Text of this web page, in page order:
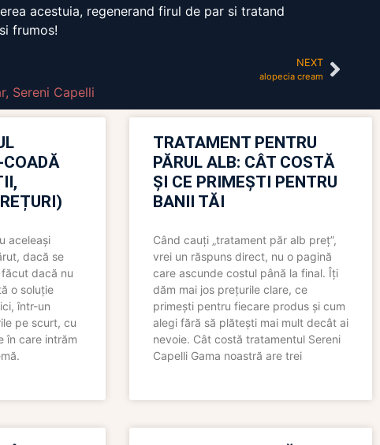
acestuia, regenerand firul de par si tratand
frumos!
NEXT
alopecia cream
, Sereni Capelli
aceleași
dacă se
dacă nu
o soluție
într-un
pe scurt, cu
în care intrăm
TRATAMENT PENTRU
PĂRUL ALB: CÂT COSTĂ
ȘI CE PRIMEȘTI PENTRU
BANII TĂI
Când cauți „tratament păr alb preț”,
vrei un răspuns direct, nu o pagină
care ascunde costul până la final. Îți
dăm mai jos prețurile clare, ce
primești pentru fiecare produs și cum
alegi fără să plătești mai mult decât ai
nevoie. Cât costă tratamentul Sereni
Capelli Gama noastră are trei